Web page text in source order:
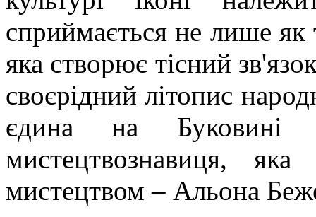
сприймається не лише як
яка створює тісний
своєрідний літопис
єдина на Буковині
мистецтвознавиця,
мистецтвом – Альона